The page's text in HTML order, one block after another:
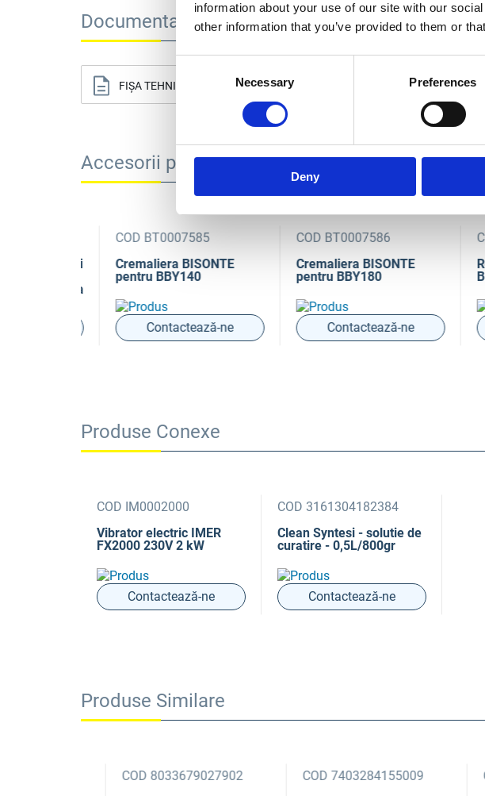
information about your use of our site with our
other information that you’ve provided to them or
Consent
Necessary Preferences
Deny
Documentație tehnică
FIȘA TEHNICĂ MANUAL DE UTILIZARE
Accesorii produse
COD BT0007585
Cremaliera BISONTE
pentru BBY140
Contactează-ne
COD BT0007586
Cremaliera BISONTE
pentru BBY180
Contactează-ne
Produse Conexe
COD IM0002000
Vibrator electric IMER
FX2000 230V 2 kW
Contactează-ne
COD 3161304182384
Clean Syntesi - solutie de
curatire - 0,5L/800gr
Contactează-ne
Produse Similare
COD 8033679027902
COD 7403284155009